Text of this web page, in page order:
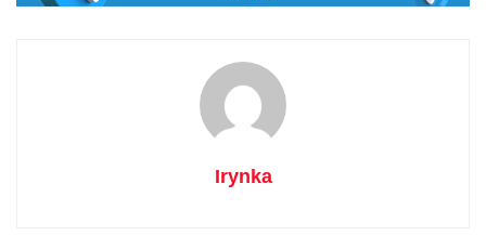
Irynka